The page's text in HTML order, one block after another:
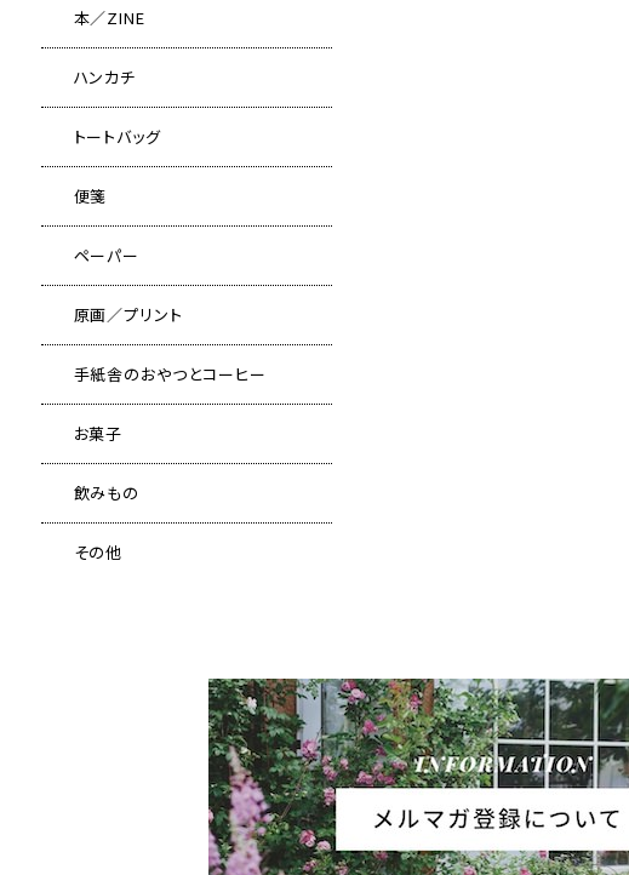
本／ZINE
ハンカチ
トートバッグ
便箋
ペーパー
原画／プリント
手紙舎のおやつとコーヒー
お菓子
飲みもの
その他